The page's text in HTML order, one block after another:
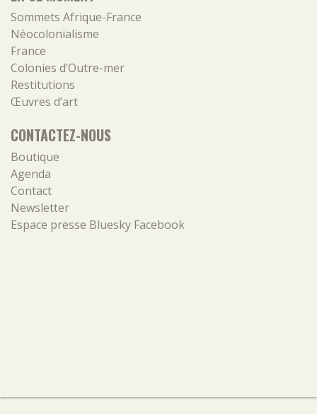
Sommets Afrique-France
Néocolonialisme
France
Colonies d’Outre-mer
Restitutions
Œuvres d’art
CONTACTEZ-NOUS
Boutique
Agenda
Contact
Newsletter
Espace presse Bluesky Facebook